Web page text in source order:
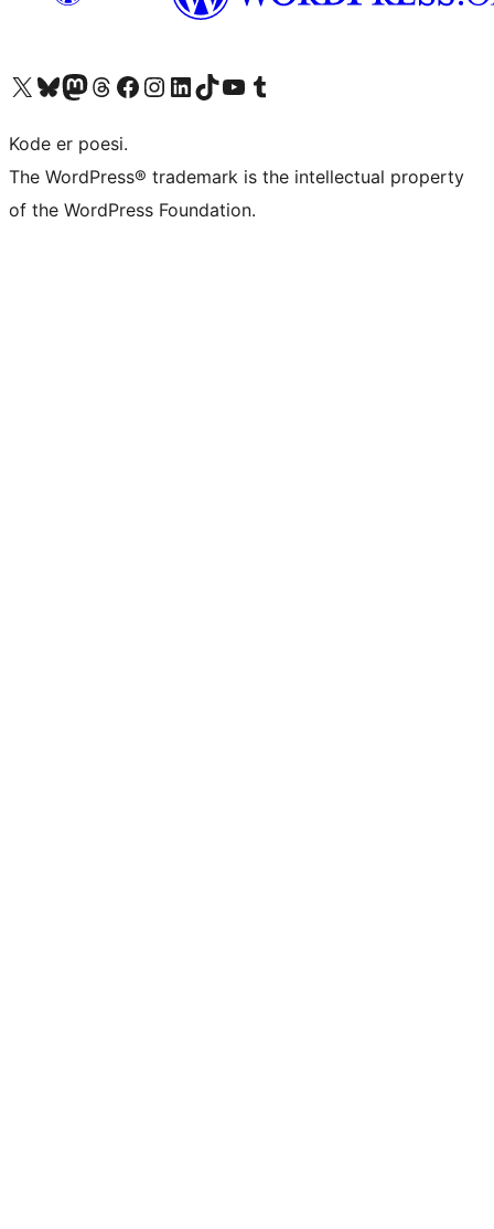
Besøk vår konto på X Visit our Bluesky account
Besøk vår Mastodon-konto
Visit our Threads account
Besøk vår Facebook-sideBesøk vår Instagram-konto
Besøk vår LinkedIn-konto
Visit our TikTok account
Visit our YouTube channel
Visit our Tumblr account
Kode er poesi.
The WordPress® trademark is the intellectual property
of the WordPress Foundation.